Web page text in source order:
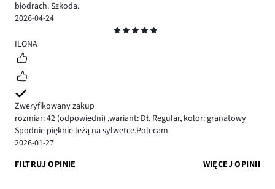
biodrach. Szkoda.
2026-04-24
5
ILONA
Zweryfikowany zakup
rozmiar: 42 (odpowiedni) ,wariant: Dł. Regular, kolor: granatowy
Spodnie pięknie leżą na sylwetce.Polecam.
2026-01-27
FILTRUJ OPINIE
WIĘCEJ OPINII